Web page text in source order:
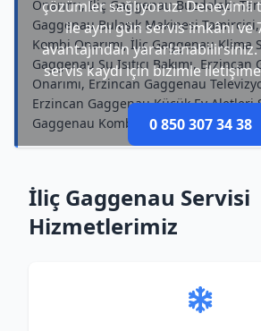
çözümler sağlıyoruz.
ile aynı gün servis imkânı ve
avantajından yararlanabilirsiniz.
servis kaydı için bizimle
0 850 307 34 38
Onarımı, İliç Gaggenau Buzdolabı
Gaggenau Bulaşık Makinesi
Kombi Onarımı, İliç Gaggenau Klima
Gaggenau Su Isıtıcı Bakımı, Erzincan
Onarımı, Erzincan Gaggenau
Erzincan Gaggenau Küçük Ev Aletleri
Gaggenau Kombi Servisi
İliç Gaggenau Servisi
Hizmetlerimiz